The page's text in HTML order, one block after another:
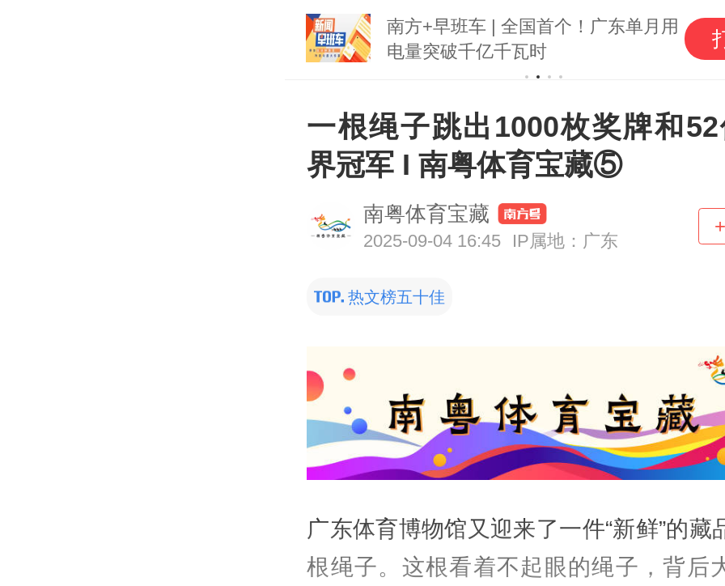
南方+早班车 | 全国首个！广东单月用
电量突破千亿千瓦时
一根绳子跳出1000枚奖牌和
界冠军 I 南粤体育宝藏⑤
南粤体育宝藏
2025-09-04 16:45 IP属地：广东
热文榜五十佳
广东体育博物馆又迎来了一件“新鲜”的藏
根绳子。这根看着不起眼的绳子，背后